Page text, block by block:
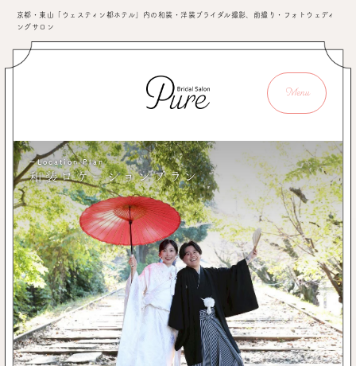
京都・東山「ウェスティン都ホテル」内の和装・洋装ブライダル撮影、前撮り・フォトウェディ
ングサロン
Menu
ーLocation Plan
和装ロケーションプラン